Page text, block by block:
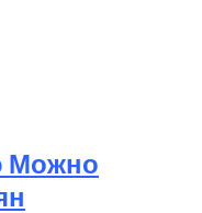
Можно